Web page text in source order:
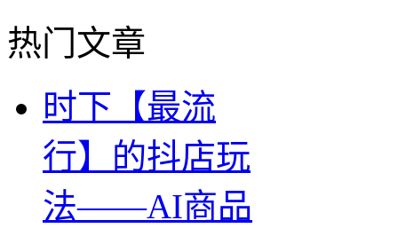
热门文章
时下【最流
行】的抖店玩
法——AI商品